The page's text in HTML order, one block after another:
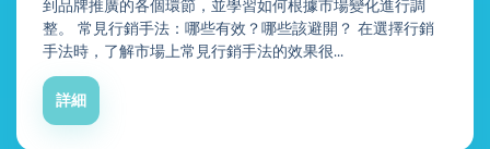
到品牌推廣的各個環節，並學習如何根據市場變化進行調
整。 常見行銷手法：哪些有效？哪些該避開？ 在選擇行銷
手法時，了解市場上常見行銷手法的效果很...
詳細